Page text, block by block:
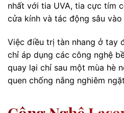
nhất với tia UVA, tia cực tím
cửa kính và tác động sâu
Việc điều trị tàn nhang ở tay
chỉ áp dụng các công nghệ
quay lại chỉ sau một mùa hè
quen chống nắng nghiêm